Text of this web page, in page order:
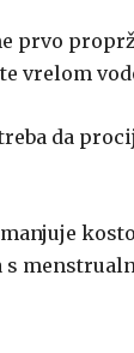
prvo
vrelom
da
s